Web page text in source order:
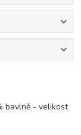
bavlně - velikost